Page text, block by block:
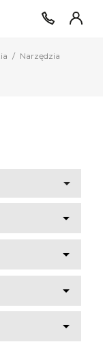
Narzędzia




